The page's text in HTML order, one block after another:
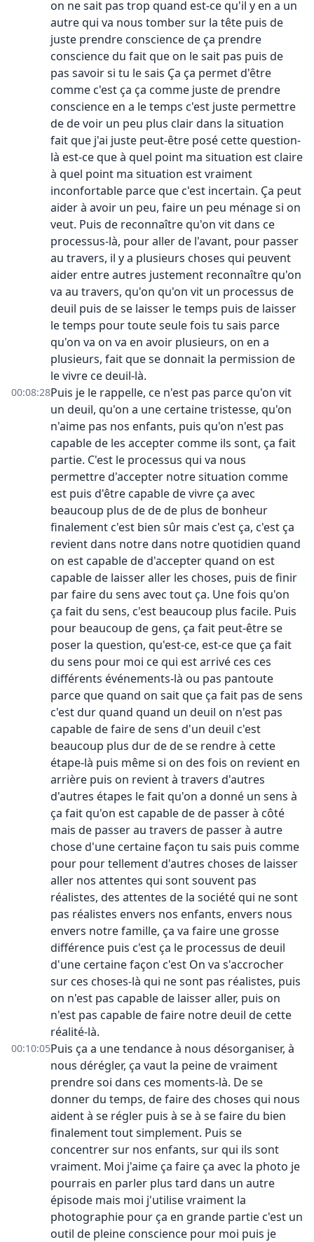
on ne sait pas trop quand est-ce qu'il y en a un
autre qui va nous tomber sur la tête puis de
juste prendre conscience de ça prendre
conscience du fait que on le sait pas puis de
pas savoir si tu le sais Ça ça permet d'être
comme c'est ça ça comme juste de prendre
conscience en a le temps c'est juste permettre
de de voir un peu plus clair dans la situation
fait que j'ai juste peut-être posé cette question-
là est-ce que à quel point ma situation est claire
à quel point ma situation est vraiment
inconfortable parce que c'est incertain. Ça peut
aider à avoir un peu, faire un peu ménage si on
veut. Puis de reconnaître qu'on vit dans ce
processus-là, pour aller de l'avant, pour passer
au travers, il y a plusieurs choses qui peuvent
aider entre autres justement reconnaître qu'on
va au travers, qu'on qu'on vit un processus de
deuil puis de se laisser le temps puis de laisser
le temps pour toute seule fois tu sais parce
qu'on va on va en avoir plusieurs, on en a
plusieurs, fait que se donnait la permission de
le vivre ce deuil-là.
00:08:28Puis je le rappelle, ce n'est pas parce qu'on vit
un deuil, qu'on a une certaine tristesse, qu'on
n'aime pas nos enfants, puis qu'on n'est pas
capable de les accepter comme ils sont, ça fait
partie. C'est le processus qui va nous
permettre d'accepter notre situation comme
est puis d'être capable de vivre ça avec
beaucoup plus de de de plus de bonheur
finalement c'est bien sûr mais c'est ça, c'est ça
revient dans notre dans notre quotidien quand
on est capable de d'accepter quand on est
capable de laisser aller les choses, puis de finir
par faire du sens avec tout ça. Une fois qu'on
ça fait du sens, c'est beaucoup plus facile. Puis
pour beaucoup de gens, ça fait peut-être se
poser la question, qu'est-ce, est-ce que ça fait
du sens pour moi ce qui est arrivé ces ces
différents événements-là ou pas pantoute
parce que quand on sait que ça fait pas de sens
c'est dur quand quand un deuil on n'est pas
capable de faire de sens d'un deuil c'est
beaucoup plus dur de de se rendre à cette
étape-là puis même si on des fois on revient en
arrière puis on revient à travers d'autres
d'autres étapes le fait qu'on a donné un sens à
ça fait qu'on est capable de de passer à côté
mais de passer au travers de passer à autre
chose d'une certaine façon tu sais puis comme
pour pour tellement d'autres choses de laisser
aller nos attentes qui sont souvent pas
réalistes, des attentes de la société qui ne sont
pas réalistes envers nos enfants, envers nous
envers notre famille, ça va faire une grosse
différence puis c'est ça le processus de deuil
d'une certaine façon c'est On va s'accrocher
sur ces choses-là qui ne sont pas réalistes, puis
on n'est pas capable de laisser aller, puis on
n'est pas capable de faire notre deuil de cette
réalité-là.
00:10:05Puis ça a une tendance à nous désorganiser, à
nous dérégler, ça vaut la peine de vraiment
prendre soi dans ces moments-là. De se
donner du temps, de faire des choses qui nous
aident à se régler puis à se à se faire du bien
finalement tout simplement. Puis se
concentrer sur nos enfants, sur qui ils sont
vraiment. Moi j'aime ça faire ça avec la photo je
pourrais en parler plus tard dans un autre
épisode mais moi j'utilise vraiment la
photographie pour ça en grande partie c'est un
outil de pleine conscience pour moi puis je